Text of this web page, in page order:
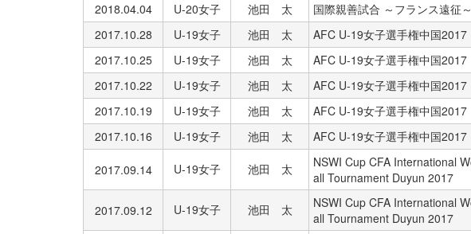
2018.04.04
U-20女子 池田 太 国際親善試合 ～フランス遠征～
2017.10.28
U-19女子 池田 太 AFC U-19女子選手権中国2017
2017.10.25
U-19女子 池田 太 AFC U-19女子選手権中国2017
2017.10.22
U-19女子 池田 太 AFC U-19女子選手権中国2017
2017.10.19
U-19女子 池田 太 AFC U-19女子選手権中国2017
2017.10.16
U-19女子 池田 太 AFC U-19女子選手権中国2017
2017.09.14 U-19女子 池田 太
NSWI Cup CFA International
all Tournament Duyun 2017
2017.09.12 U-19女子 池田 太
NSWI Cup CFA International
all Tournament Duyun 2017